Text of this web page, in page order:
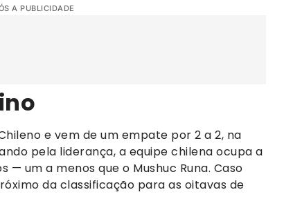
A PUBLICIDADE
e vem de um empate por 2 a 2, na
pela liderança, a equipe chilena ocupa a
um a menos que o Mushuc Runa. Caso
da classificação para as oitavas de